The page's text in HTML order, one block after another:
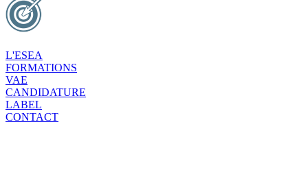
L'ESEA
FORMATIONS
VAE
CANDIDATURE
LABEL
CONTACT